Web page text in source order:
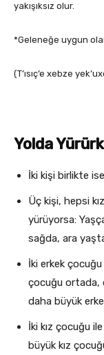
yakışıksız olur.
*Geleneğe uygun
(T’ısıç’e xebze
Yolda
İki kişi birlikte
Üç kişi, hepsi
yürüyorsa:
sağda, ara
İki erkek çocuğu
çocuğu ortada,
daha büyük
İki kız çocuğu
büyük kız